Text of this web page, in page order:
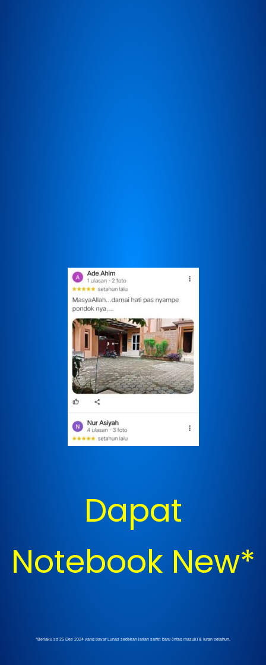
Dapat
Notebook New*
*Berlaku sd 25 Des 2024 yang bayar Lunas sedekah jariah santri baru (infaq masuk) & Iuran setahun.